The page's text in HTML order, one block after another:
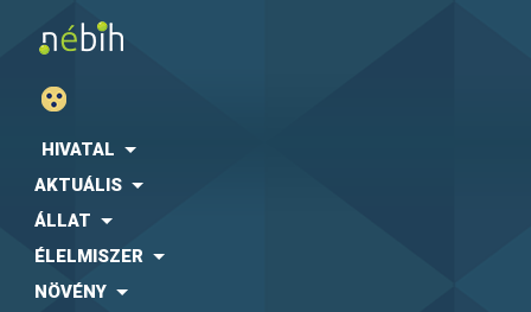
HIVATAL
AKTUÁLIS
ÁLLAT
ÉLELMISZER
NÖVÉNY